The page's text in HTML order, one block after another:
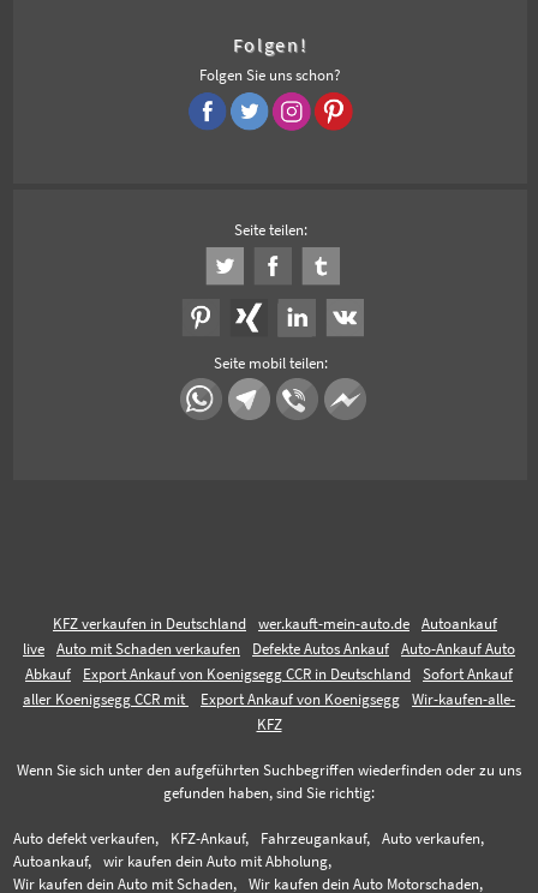
Folgen!
Folgen Sie uns schon?
Seite teilen:
Seite mobil teilen:
KFZ verkaufen in Deutschland wer.kauft-mein-auto.de
Autoankauf
live
Auto mit Schaden verkaufen Defekte Autos Ankauf
Auto-Ankauf Auto
Abkauf
Export Ankauf von Koenigsegg CCR in Deutschland
Sofort Ankauf
aller Koenigsegg CCR mit
Export Ankauf von Koenigsegg
Wir-kaufen-alle-
KFZ
Wenn Sie sich unter den aufgeführten Suchbegriffen wiederfinden oder zu uns
gefunden haben, sind Sie richtig:
Auto defekt verkaufen, KFZ-Ankauf, Fahrzeugankauf,
Auto verkaufen,
Autoankauf,
wir kaufen dein Auto mit Abholung,
Wir kaufen dein Auto mit Schaden,
Wir kaufen dein Auto Motorschaden,